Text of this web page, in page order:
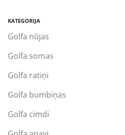
KATEGORIJA
Golfa nūjas
Golfa somas
Golfa ratiņi
Golfa bumbiņas
Golfa cimdi